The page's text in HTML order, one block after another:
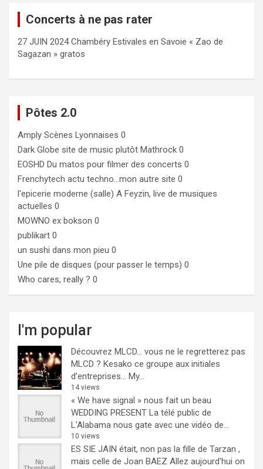
Concerts à ne pas rater
27 JUIN 2024 Chambéry Estivales en Savoie « Zao de
Sagazan » gratos
Pôtes 2.0
Amply Scènes Lyonnaises 0
Dark Globe site de music plutôt Mathrock 0
EOSHD Du matos pour filmer des concerts 0
Frenchytech actu techno…mon autre site 0
l'epicerie moderne (salle) A Feyzin, live de musiques
actuelles 0
MOWNO ex bokson 0
publikart 0
un sushi dans mon pieu 0
Une pile de disques (pour passer le temps) 0
Who cares, really ? 0
I'm popular
Découvrez MLCD… vous ne le regretterez pas
MLCD ? Kesako ce groupe aux initiales
d’entreprises… My...
14 views
« We have signal » nous fait un beau
WEDDING PRESENT La télé public de
L'Alabama nous gate avec une vidéo de...
10 views
ES SIE JAIN était, non pas la fille de Tarzan ,
mais celle de Joan BAEZ Allez aujourd'hui on